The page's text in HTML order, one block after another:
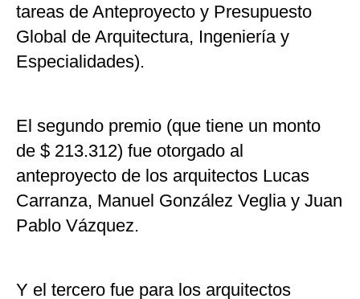
tareas de Anteproyecto y Presupuesto
Global de Arquitectura, Ingeniería y
Especialidades).
El segundo premio (que tiene un monto
de $ 213.312) fue otorgado al
anteproyecto de los arquitectos Lucas
Carranza, Manuel González Veglia y Juan
Pablo Vázquez.
Y el tercero fue para los arquitectos